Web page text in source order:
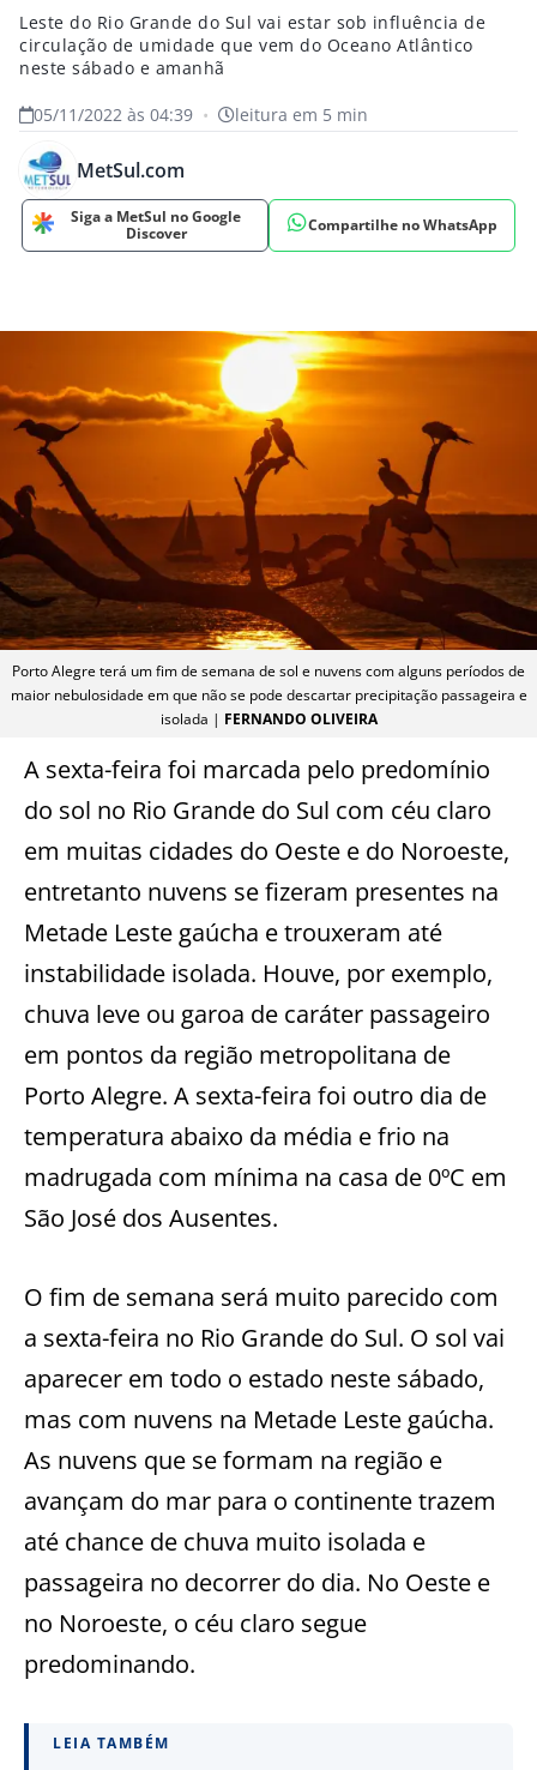
Leste do Rio Grande do Sul vai estar sob influência de
circulação de umidade que vem do Oceano Atlântico
neste sábado e amanhã
05/11/2022 às 04:39 • leitura em 5 min
MetSul.com
Siga a MetSul no Google
Discover
Compartilhe no WhatsApp
Porto Alegre terá um fim de semana de sol e nuvens com alguns períodos de
maior nebulosidade em que não se pode descartar precipitação passageira e
isolada | FERNANDO OLIVEIRA
A sexta-feira foi marcada pelo predomínio
do sol no Rio Grande do Sul com céu claro
em muitas cidades do Oeste e do Noroeste,
entretanto nuvens se fizeram presentes na
Metade Leste gaúcha e trouxeram até
instabilidade isolada. Houve, por exemplo,
chuva leve ou garoa de caráter passageiro
em pontos da região metropolitana de
Porto Alegre. A sexta-feira foi outro dia de
temperatura abaixo da média e frio na
madrugada com mínima na casa de 0ºC em
São José dos Ausentes.
O fim de semana será muito parecido com
a sexta-feira no Rio Grande do Sul. O sol vai
aparecer em todo o estado neste sábado,
mas com nuvens na Metade Leste gaúcha.
As nuvens que se formam na região e
avançam do mar para o continente trazem
até chance de chuva muito isolada e
passageira no decorrer do dia. No Oeste e
no Noroeste, o céu claro segue
predominando.
LEIA TAMBÉM